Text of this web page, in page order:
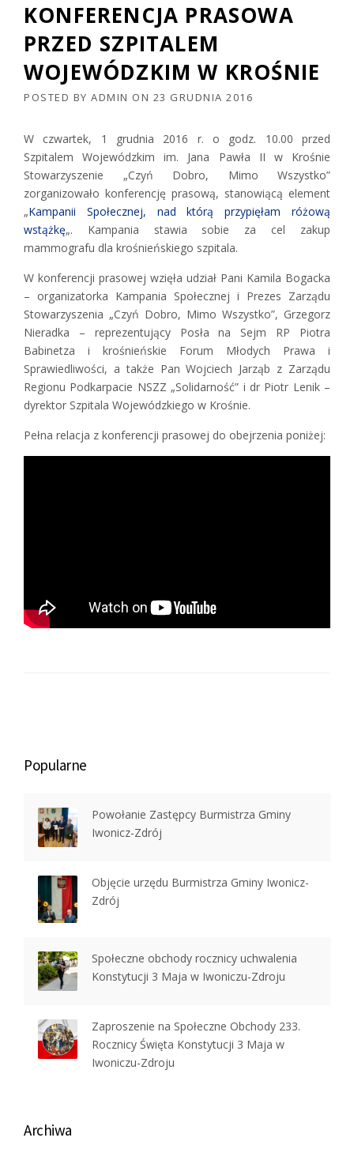
KONFERENCJA PRASOWA
PRZED SZPITALEM
WOJEWÓDZKIM W KROŚNIE
POSTED BY ADMIN ON 23 GRUDNIA 2016
W czwartek, 1 grudnia 2016 r. o godz. 10.00 przed
Szpitalem Wojewódzkim im. Jana Pawła II w Krośnie
Stowarzyszenie „Czyń Dobro, Mimo Wszystko”
zorganizowało konferencję prasową, stanowiącą element
„Kampanii Społecznej, nad którą przypięłam różową
wstążkę„. Kampania stawia sobie za cel zakup
mammografu dla krośnieńskiego szpitala.
W konferencji prasowej wzięła udział Pani Kamila Bogacka
– organizatorka Kampania Społecznej i Prezes Zarządu
Stowarzyszenia „Czyń Dobro, Mimo Wszystko”, Grzegorz
Nieradka – reprezentujący Posła na Sejm RP Piotra
Babinetza i krośnieńskie Forum Młodych Prawa i
Sprawiedliwości, a także Pan Wojciech Jarząb z Zarządu
Regionu Podkarpacie NSZZ „Solidarność” i dr Piotr Lenik –
dyrektor Szpitala Wojewódzkiego w Krośnie.
Pełna relacja z konferencji prasowej do obejrzenia poniżej:
Popularne
Powołanie Zastępcy Burmistrza Gminy
Iwonicz-Zdrój
Objęcie urzędu Burmistrza Gminy Iwonicz-
Zdrój
Społeczne obchody rocznicy uchwalenia
Konstytucji 3 Maja w Iwoniczu-Zdroju
Zaproszenie na Społeczne Obchody 233.
Rocznicy Święta Konstytucji 3 Maja w
Iwoniczu-Zdroju
Archiwa